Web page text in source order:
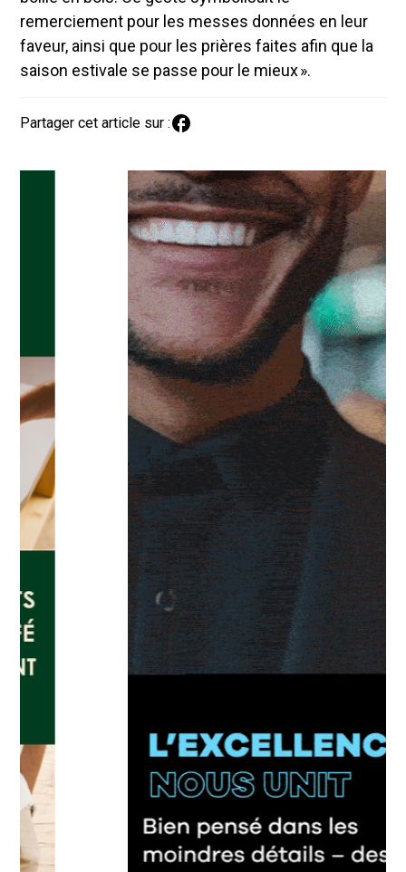
remerciement pour les messes données en leur
faveur, ainsi que pour les prières faites afin que la
saison estivale se passe pour le mieux ».
Partager cet article sur :